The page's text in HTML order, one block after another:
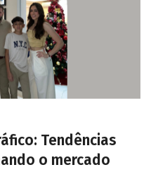
Tendências
o mercado